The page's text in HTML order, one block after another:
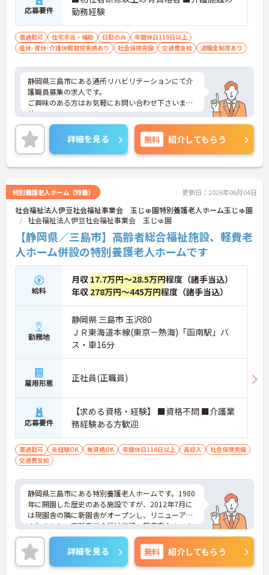
応募要件
勤務経験
車通勤可 住宅手当・補助 日勤のみ
年間休日110日以上
産休･育休･介護休暇取得実績あり
社会保険完備 交通費支給 退職金制度あり
静岡県三島市にある通所リハビリテーションにて介
護職員募集の求人です。
ご興味のある方はお気軽にお問い合わせ下さいま
せ。
詳細を見る 無料 紹介してもらう
特別養護老人ホーム（特養） 更新日：2026年06月04日
社会福祉法人伊豆社会福祉事業会 玉じゅ園特別養護老人ホーム玉じゅ園
社会福祉法人伊豆社会福祉事業会 玉じゅ園
【静岡県／三島市】高齢者総合福祉施設、軽費老
人ホーム併設の特別養護老人ホームです
給料
月収 17.7万円～28.5万円程度（諸手当込）
年収 278万円～445万円程度（諸手当込）
勤務地
静岡県 三島市 玉沢80
ＪＲ東海道本線(東京－熱海)「函南駅」バ
ス・車16分
雇用形態 正社員(正職員)
応募要件
【求める資格・経験】 ■資格不問 ■介護業
務経験ある方歓迎
車通勤可 未経験OK 無資格OK 年間休日110日以上 高収入
社会保険完備
交通費支給
静岡県三島市にある特別養護老人ホームです。1980
年に開園した歴史のある施設ですが、2012年7月に
は現園舎の隣に新園舎がオープンし、リニューアル
されました。高齢者総合福祉施設、軽費老人ホーム
併設も併設されています。
日勤のみの勤務で残業時間も月間平均2時間程度と
少ないのでご家庭をお持ちの方でも働きやすい環境
です。興味のある方は是非ご応募ください。
詳細を見る 無料 紹介してもらう